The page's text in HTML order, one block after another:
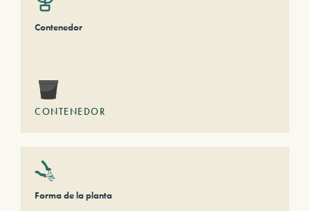
Contenedor
CONTENEDOR
Forma de la planta